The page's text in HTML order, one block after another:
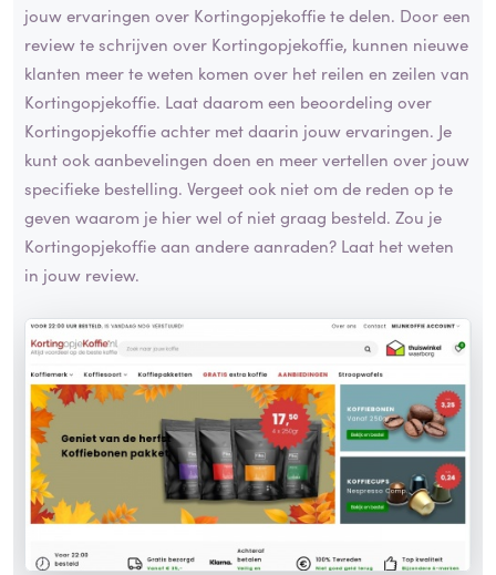
jouw ervaringen over Kortingopjekoffie te delen. Door een
review te schrijven over Kortingopjekoffie, kunnen nieuwe
klanten meer te weten komen over het reilen en zeilen van
Kortingopjekoffie. Laat daarom een beoordeling over
Kortingopjekoffie achter met daarin jouw ervaringen. Je
kunt ook aanbevelingen doen en meer vertellen over jouw
specifieke bestelling. Vergeet ook niet om de reden op te
geven waarom je hier wel of niet graag besteld. Zou je
Kortingopjekoffie aan andere aanraden? Laat het weten
in jouw review.